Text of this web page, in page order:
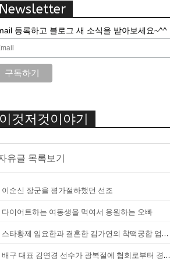
등록하고 블로그 새 소식을 받아보세요~^^
것저것이야기
유글 목록보기
이순신 장군을 평가절하했던 선조
다이어트하는 여동생을 먹여서 응원하는 오빠
스타황제 임요한과 결혼한 김가연의 착떡궁합 엄마 내조
배구 대표 김연경 선수가 광복절에 협회로부터 경고를 받았던 이유